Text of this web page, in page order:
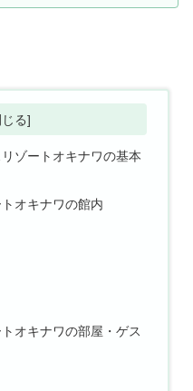
ゾートオキナワの基本
オキナワの館内
オキナワの部屋・ゲス